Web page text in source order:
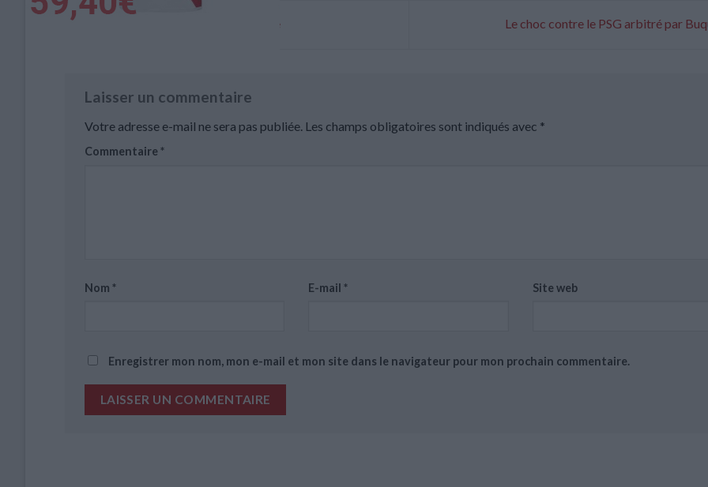
Les notes : Adingra, entrée décisive Le choc contre le PSG arbitré par
Laisser un commentaire
Votre adresse e-mail ne sera pas publiée. Les champs obligatoires sont indiqués avec *
Commentaire*
Nom * E-mail* Site web
Enregistrer mon nom, mon e-mail et mon site dans le navigateur pour mon prochain commentaire.